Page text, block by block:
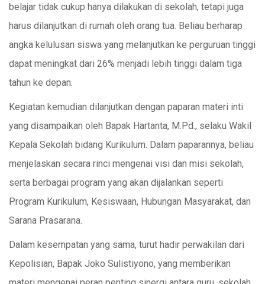
belajar tidak cukup hanya dilakukan di sekolah, tetapi juga
harus dilanjutkan di rumah oleh orang tua. Beliau berharap
angka kelulusan siswa yang melanjutkan ke perguruan tinggi
dapat meningkat dari 26% menjadi lebih tinggi dalam tiga
tahun ke depan.
Kegiatan kemudian dilanjutkan dengan paparan materi inti
yang disampaikan oleh Bapak Hartanta, M.Pd., selaku Wakil
Kepala Sekolah bidang Kurikulum. Dalam paparannya, beliau
menjelaskan secara rinci mengenai visi dan misi sekolah,
serta berbagai program yang akan dijalankan seperti
Program Kurikulum, Kesiswaan, Hubungan Masyarakat, dan
Sarana Prasarana.
Dalam kesempatan yang sama, turut hadir perwakilan dari
Kepolisian, Bapak Joko Sulistiyono, yang memberikan